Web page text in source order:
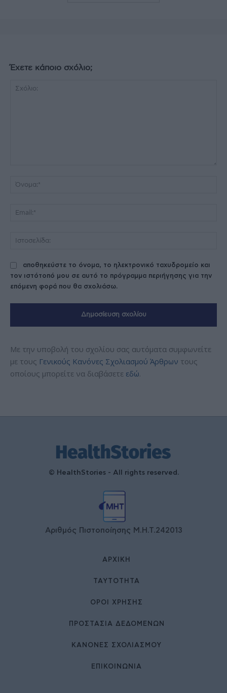
Έχετε κάποιο σχόλιο;
αποθηκεύστε το όνομα, το ηλεκτρονικό ταχυδρομείο και
τον ιστότοπό μου σε αυτό το πρόγραμμα περιήγησης για την
επόμενη φορά που θα σχολιάσω.
Με την υποβολή του σχολίου σας αυτόματα συμφωνείτε
με τους Γενικούς Κανόνες Σχολιασμού Άρθρων τους
οποίους μπορείτε να διαβάσετε εδώ.
© HealthStories - All rights reserved.
Αριθμός Πιστοποίησης Μ.Η.Τ.242013
ΑΡΧΙΚΉ
ΤΑΥΤΌΤΗΤΑ
ΌΡΟΙ ΧΡΉΣΗΣ
ΠΡΟΣΤΑΣΙΑ ΔΕΔΟΜΕΝΩΝ
ΚΑΝΟΝΕΣ ΣΧΟΛΙΑΣΜΟΥ
ΕΠΙΚΟΙΝΩΝΊΑ